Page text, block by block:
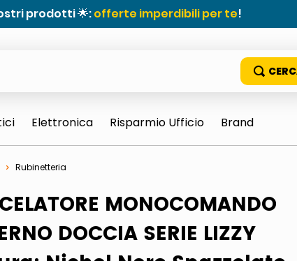
prodotti 🌟:offerte imperdibili per te!
Elettronica Risparmio Ufficio Brand
Rubinetteria
MONOCOMANDO
DOCCIA SERIE LIZZY